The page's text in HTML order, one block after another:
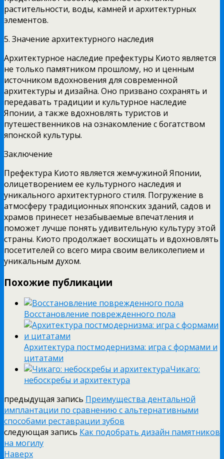
растительности, воды, камней и архитектурных
элементов.
5. Значение архитектурного наследия
Архитектурное наследие префектуры Киото является
не только памятником прошлому, но и ценным
источником вдохновения для современной
архитектуры и дизайна. Оно призвано сохранять и
передавать традиции и культурное наследие
Японии, а также вдохновлять туристов и
путешественников на ознакомление с богатством
японской культуры.
Заключение
Префектура Киото является жемчужиной Японии,
олицетворением ее культурного наследия и
уникального архитектурного стиля. Погружение в
атмосферу традиционных японских зданий, садов и
храмов принесет незабываемые впечатления и
поможет лучше понять удивительную культуру этой
страны. Киото продолжает восхищать и вдохновлять
посетителей со всего мира своим великолепием и
уникальным духом.
Похожие публикации
Восстановление поврежденного пола
Архитектура постмодернизма: игра с формами и
цитатами
Чикаго:
небоскребы и архитектура
предыдущая запись Преимущества дентальной
имплантации по сравнению с альтернативными
способами реставрации зубов
следующая запись Как подобрать дизайн памятников
на могилу
Наверх